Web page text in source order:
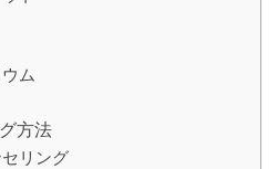
ム
方法
リング